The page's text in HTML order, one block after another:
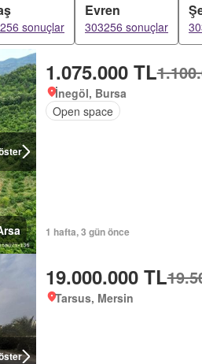
sonuçlar
Evren
303256 sonuçlar
1.075.000 TL
İnegöl, Bursa
Open space
1 hafta, 3 gün önce
19.000.000 TL
Tarsus, Mersin